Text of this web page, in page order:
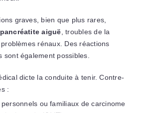
graves, bien que plus rares,
pancréatite aiguë, troubles de la
rénaux. Des réactions
sont également possibles.
dicte la conduite à tenir. Contre-
:
ou familiaux de carcinome